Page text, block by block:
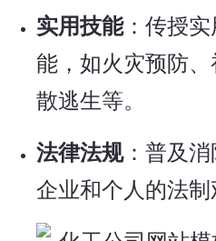
实用技能：传授
能，如火灾预防
散逃生等。
法律法规：普及
企业和个人的法制